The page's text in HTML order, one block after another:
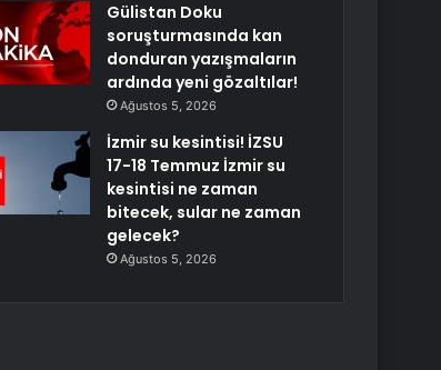
Gülistan Doku
soruşturmasında kan
donduran yazışmaların
ardında yeni gözaltılar!
Ağustos 5, 2026
İzmir su kesintisi! İZSU
17-18 Temmuz İzmir su
kesintisi ne zaman
bitecek, sular ne zaman
gelecek?
Ağustos 5, 2026